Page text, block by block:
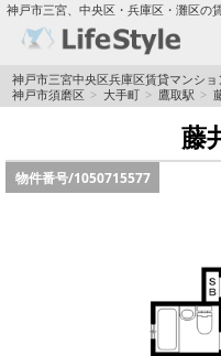
神戸市三宮、中央区・兵庫区・灘区の
TOPページ
神戸の単身向けマンショ
新築物件
神戸市三宮中央区兵庫区賃貸マンシ
神戸市須磨区
大手町 鷹取駅
藤
物件番号/1050715577